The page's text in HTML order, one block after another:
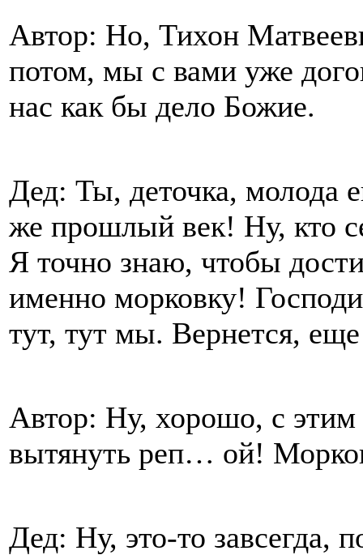
Автор: Но, Тихон
потом, мы с вами уже
нас как бы дело Божие.
Дед: Ты, деточка, молода
же прошлый век! Ну, кто
Я точно знаю, чтобы
именно морковку!
тут, тут мы. Вернется,
Автор: Ну, хорошо, с этим
вытянуть реп… ой!
Дед: Ну, это-то завсегда,